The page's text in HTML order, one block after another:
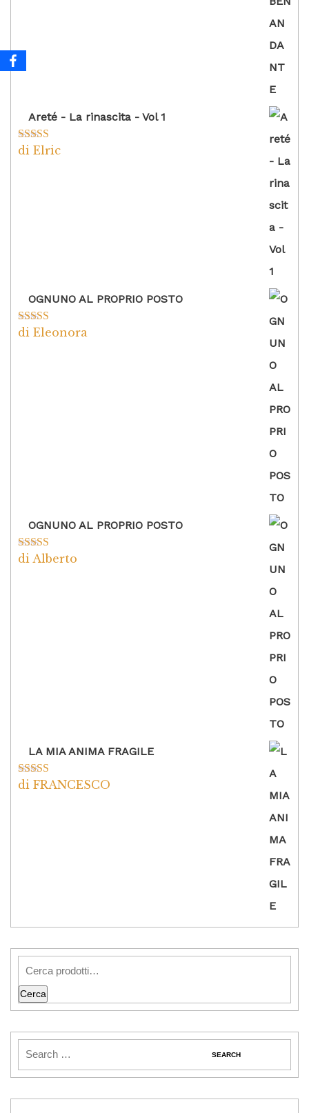
Areté - La rinascita - Vol 1
Valutato5
di Elric
OGNUNO AL PROPRIO POSTO
Valutato5su
di Eleonora
OGNUNO AL PROPRIO POSTO
Valutato5su
di Alberto
LA MIA ANIMA FRAGILE
Valutato5su
di FRANCESCO
Cerca